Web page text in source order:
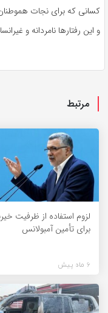
کسانی که برای نجات
و این رفتارها نامردانه و
مرتبط
لزوم استفاده از ظرفیت
برای تأمین آمبولانس
6 ماه پیش